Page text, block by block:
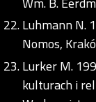
Luhmann N.
Nomos,
Lurker M.
kulturach i